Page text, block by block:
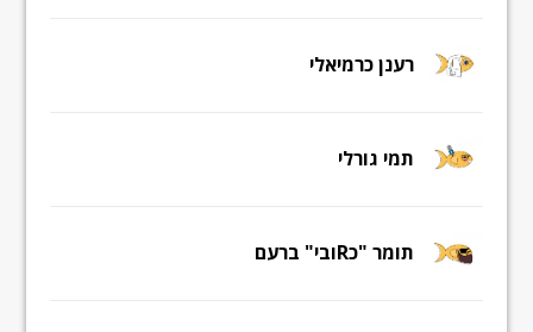
רענן כרמיאלי
תמי גורלי
תומר "כRובי" ברעם